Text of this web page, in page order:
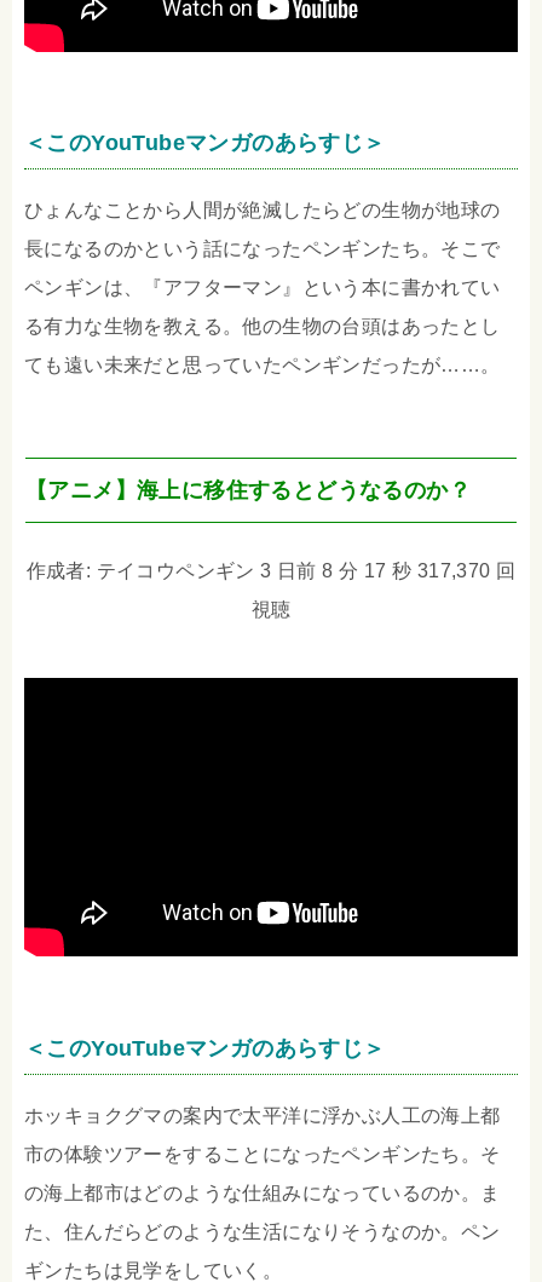
＜このYouTubeマンガのあらすじ＞
ひょんなことから人間が絶滅したらどの生物が地球の
長になるのかという話になったペンギンたち。そこで
ペンギンは、『アフターマン』という本に書かれてい
る有力な生物を教える。他の生物の台頭はあったとし
ても遠い未来だと思っていたペンギンだったが……。
【アニメ】海上に移住するとどうなるのか？
作成者: テイコウペンギン 3 日前 8 分 17 秒 317,370 回
視聴
＜このYouTubeマンガのあらすじ＞
ホッキョクグマの案内で太平洋に浮かぶ人工の海上都
市の体験ツアーをすることになったペンギンたち。そ
の海上都市はどのような仕組みになっているのか。ま
た、住んだらどのような生活になりそうなのか。ペン
ギンたちは見学をしていく。